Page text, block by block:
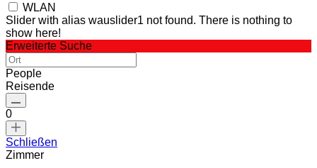
WLAN
Slider with alias wauslider1 not found. There is nothing to
show here!
Erweiterte Suche
People
Reisende
0
Schließen
Zimmer